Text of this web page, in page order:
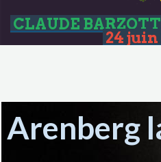
CLAUDE
24 juin
Arenberg